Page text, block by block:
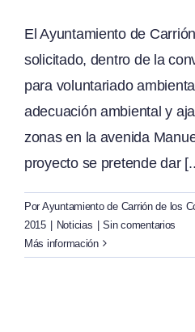
El Ayuntamiento de
solicitado, dentro de la
para voluntariado
adecuación ambiental y
zonas en la avenida
proyecto se pretende dar
Por Ayuntamiento de Carrión de los
2015
Noticias
Sin comentarios
Más información